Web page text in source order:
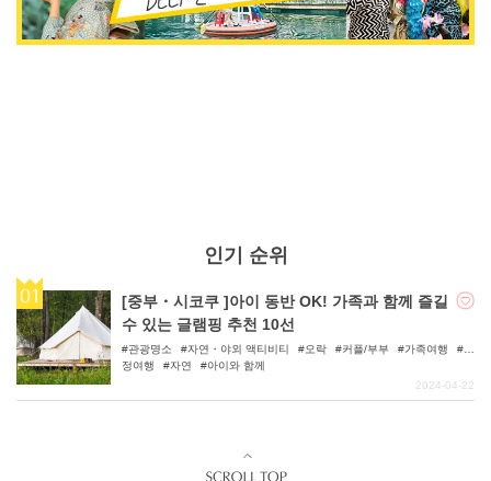
인기 순위
[중부・시코쿠 ]아이 동반 OK! 가족과 함께 즐길
수 있는 글램핑 추천 10선
관광명소 자연・야외 액티비티 오락 커플/부부 가족여행
정여행
자연
아이와 함께
2024-04-22